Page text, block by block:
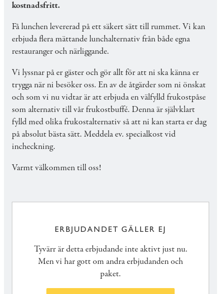
kostnadsfritt.
Få lunchen levererad på ett säkert sätt till rummet. Vi kan
erbjuda flera mättande lunchalternativ från både egna
restauranger och närliggande.
Vi lyssnar på er gäster och gör allt för att ni ska känna er
trygga när ni besöker oss. En av de åtgärder som ni önskat
och som vi nu vidtar är att erbjuda en välfylld frukostpåse
som alternativ till vår frukostbuffé. Denna är självklart
fylld med olika frukostalternativ så att ni kan starta er dag
på absolut bästa sätt. Meddela ev. specialkost vid
incheckning.
Varmt välkommen till oss!
ERBJUDANDET GÄLLER EJ
Tyvärr är detta erbjudande inte aktivt just nu.
Men vi har gott om andra erbjudanden och
paket.